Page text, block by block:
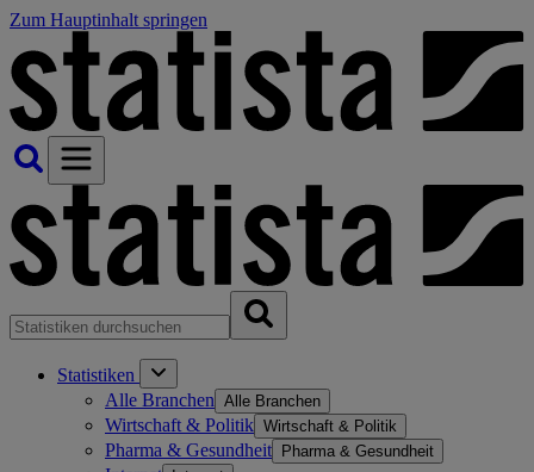
Zum Hauptinhalt springen
Statistiken
Alle Branchen Alle Branchen
Wirtschaft & Politik Wirtschaft & Politik
Pharma & Gesundheit Pharma & Gesundheit